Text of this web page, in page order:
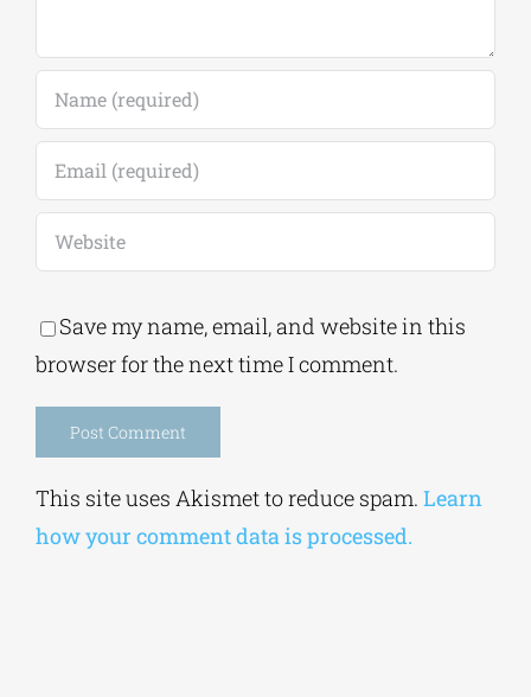
Save my name, email, and website in this
browser for the next time I comment.